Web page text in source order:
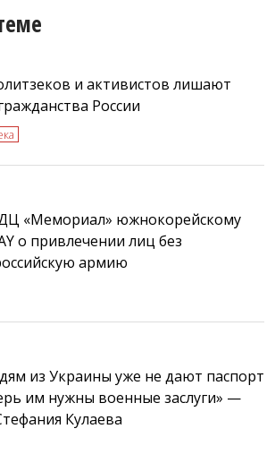
и активистов лишают
России
«Мемориал» южнокорейскому
о привлечении лиц без
армию
из Украины уже не дают паспорт
им нужны военные заслуги» —
Кулаева